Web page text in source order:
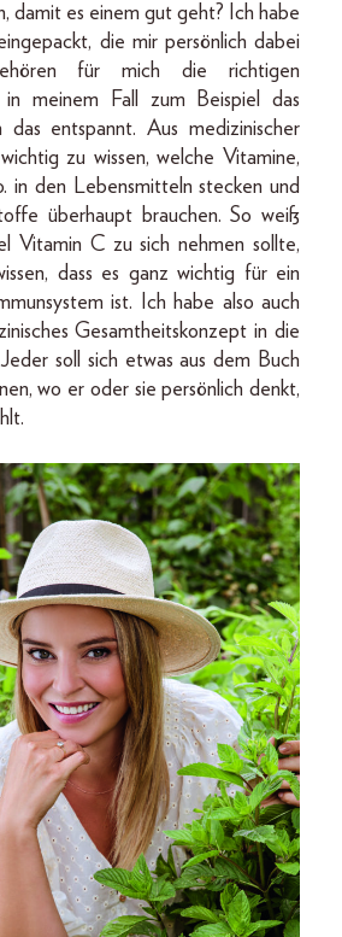
damit es einem gut geht? Ich habe
die mir persönlich dabei
für mich die richtigen
in meinem Fall zum Beispiel das
das entspannt. Aus medizinischer
zu wissen, welche Vitamine,
in den Lebensmitteln stecken und
überhaupt brauchen. So weiß
Vitamin C zu sich nehmen sollte,
dass es ganz wichtig für ein
ist. Ich habe also auch
Gesamtheitskonzept in die
soll sich etwas aus dem Buch
wo er oder sie persönlich denkt,